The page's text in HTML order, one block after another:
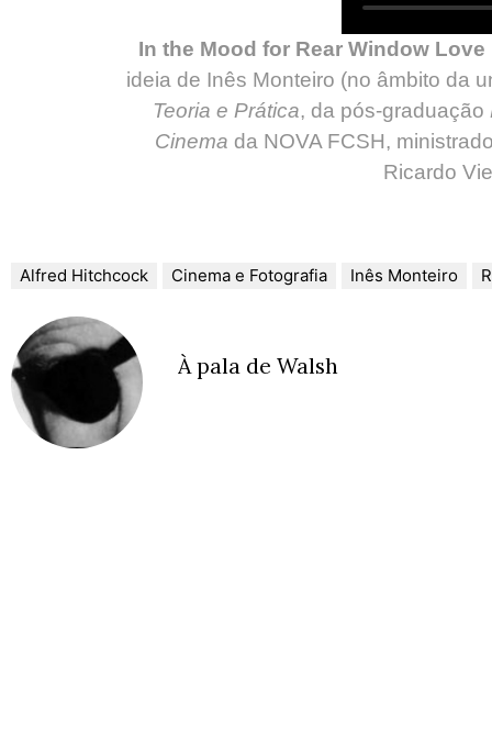
In the Mood for Rear Window Love
ideia de Inês Monteiro (no âmbito da
Teoria e Prática, da pós-graduação
Cinema da NOVA FCSH,
Ricardo
Alfred Hitchcock Cinema e Fotografia Inês Monteiro
À pala de Walsh